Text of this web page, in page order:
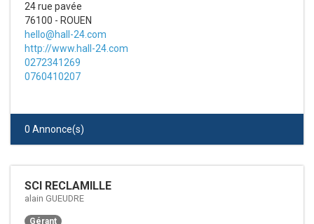
24 rue pavée
76100 - ROUEN
hello@hall-24.com
http://www.hall-24.com
0272341269
0760410207
0 Annonce(s)
SCI RECLAMILLE
alain GUEUDRE
Gérant